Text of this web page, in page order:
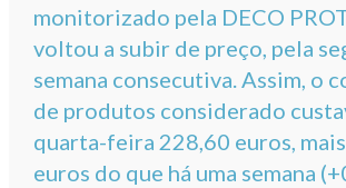
monitorizado pela DECO
voltou a subir de preço, pela
semana consecutiva. Assim, o
de produtos considerado
quarta-feira 228,60 euros,
euros do que há uma semana